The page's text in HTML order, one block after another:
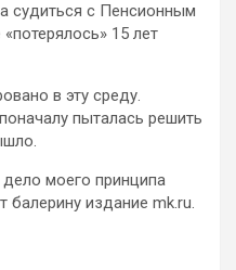
судиться с Пенсионным
15 лет
в эту среду.
пыталась решить
моего принципа
балерину издание mk.ru.